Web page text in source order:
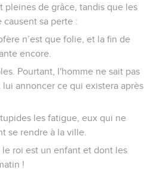
pleines de grâce, tandis que les
causent sa perte :
n’est que folie, et la fin de
encore.
Pourtant, l'homme ne sait pas
annoncer ce qui existera après
les fatigue, eux qui ne
se rendre à la ville.
roi est un enfant et dont les
!